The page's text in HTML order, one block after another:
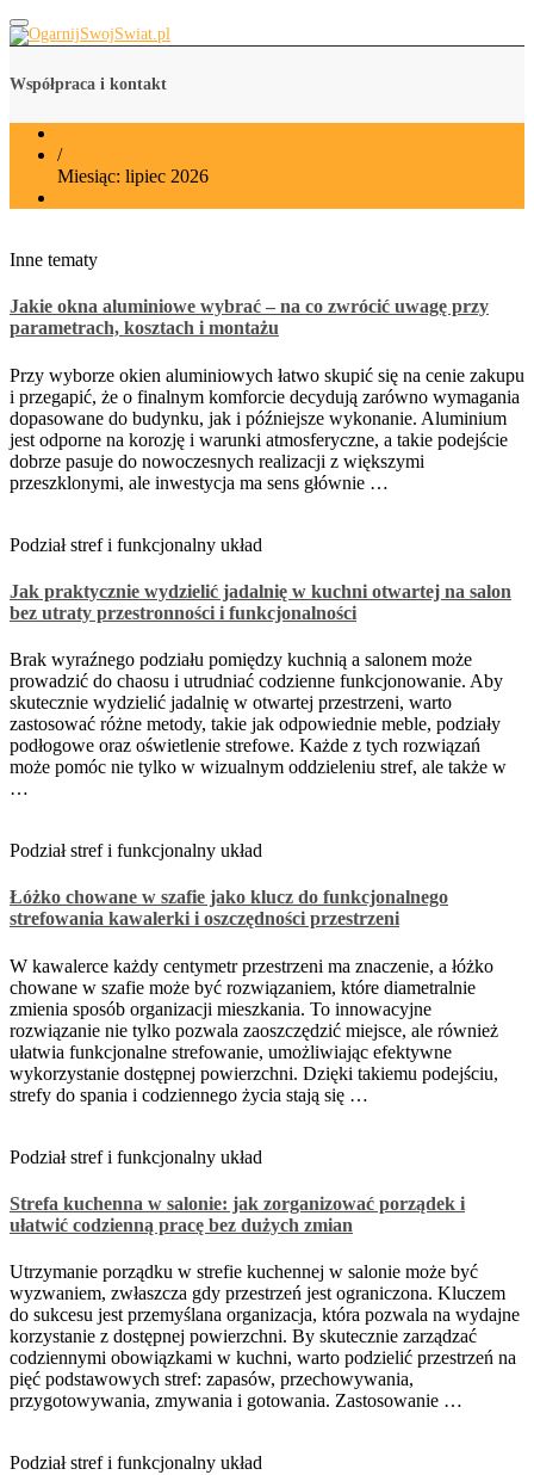
OgarnijSwojSwiat.pl
Współpraca i kontakt
/
Miesiąc: lipiec 2026
Inne tematy
Jakie okna aluminiowe wybrać – na co zwrócić uwagę przy
parametrach, kosztach i montażu
Przy wyborze okien aluminiowych łatwo skupić się na cenie zakupu
i przegapić, że o finalnym komforcie decydują zarówno wymagania
dopasowane do budynku, jak i późniejsze wykonanie. Aluminium
jest odporne na korozję i warunki atmosferyczne, a takie podejście
dobrze pasuje do nowoczesnych realizacji z większymi
przeszklonymi, ale inwestycja ma sens głównie …
Podział stref i funkcjonalny układ
Jak praktycznie wydzielić jadalnię w kuchni otwartej na salon
bez utraty przestronności i funkcjonalności
Brak wyraźnego podziału pomiędzy kuchnią a salonem może
prowadzić do chaosu i utrudniać codzienne funkcjonowanie. Aby
skutecznie wydzielić jadalnię w otwartej przestrzeni, warto
zastosować różne metody, takie jak odpowiednie meble, podziały
podłogowe oraz oświetlenie strefowe. Każde z tych rozwiązań
może pomóc nie tylko w wizualnym oddzieleniu stref, ale także w
…
Podział stref i funkcjonalny układ
Łóżko chowane w szafie jako klucz do funkcjonalnego
strefowania kawalerki i oszczędności przestrzeni
W kawalerce każdy centymetr przestrzeni ma znaczenie, a łóżko
chowane w szafie może być rozwiązaniem, które diametralnie
zmienia sposób organizacji mieszkania. To innowacyjne
rozwiązanie nie tylko pozwala zaoszczędzić miejsce, ale również
ułatwia funkcjonalne strefowanie, umożliwiając efektywne
wykorzystanie dostępnej powierzchni. Dzięki takiemu podejściu,
strefy do spania i codziennego życia stają się …
Podział stref i funkcjonalny układ
Strefa kuchenna w salonie: jak zorganizować porządek i
ułatwić codzienną pracę bez dużych zmian
Utrzymanie porządku w strefie kuchennej w salonie może być
wyzwaniem, zwłaszcza gdy przestrzeń jest ograniczona. Kluczem
do sukcesu jest przemyślana organizacja, która pozwala na wydajne
korzystanie z dostępnej powierzchni. By skutecznie zarządzać
codziennymi obowiązkami w kuchni, warto podzielić przestrzeń na
pięć podstawowych stref: zapasów, przechowywania,
przygotowywania, zmywania i gotowania. Zastosowanie …
Podział stref i funkcjonalny układ